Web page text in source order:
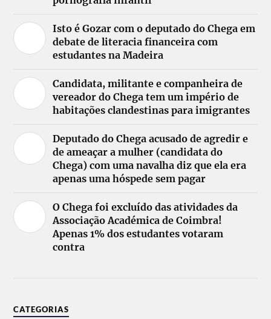
Isto é Gozar com o deputado do Chega em
debate de literacia financeira com
estudantes na Madeira
Candidata, militante e companheira de
vereador do Chega tem um império de
habitações clandestinas para imigrantes
Deputado do Chega acusado de agredir e
de ameaçar a mulher (candidata do
Chega) com uma navalha diz que ela era
apenas uma hóspede sem pagar
O Chega foi excluído das atividades da
Associação Académica de Coimbra!
Apenas 1% dos estudantes votaram
contra
CATEGORIAS